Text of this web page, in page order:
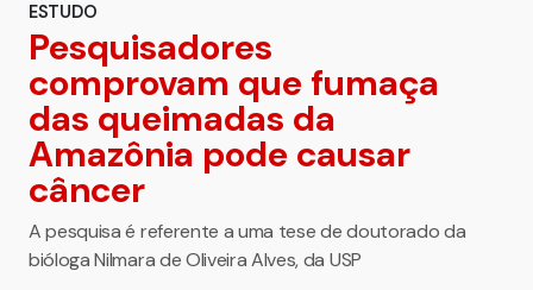
ESTUDO
Pesquisadores
comprovam que fumaça
das queimadas da
Amazônia pode causar
câncer
A pesquisa é referente a uma tese de doutorado da
bióloga Nilmara de Oliveira Alves, da USP